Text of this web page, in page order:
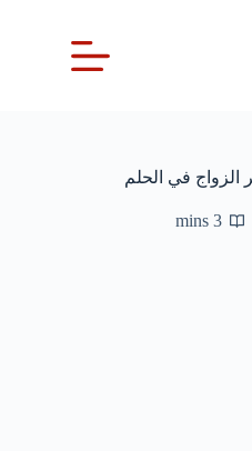
الزواج في الحلم
3 mins